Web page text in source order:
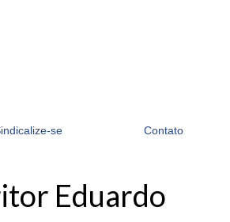
se Contato
Eduardo